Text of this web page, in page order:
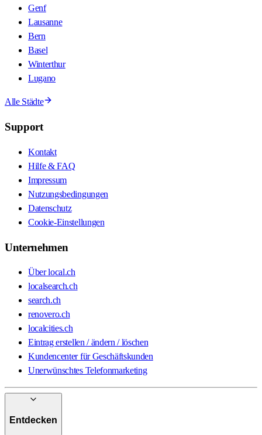
Genf
Lausanne
Bern
Basel
Winterthur
Lugano
Alle Städte
Support
Kontakt
Hilfe & FAQ
Impressum
Nutzungsbedingungen
Datenschutz
Cookie-Einstellungen
Unternehmen
Über local.ch
localsearch.ch
search.ch
renovero.ch
localcities.ch
Eintrag erstellen / ändern / löschen
Kundencenter für Geschäftskunden
Unerwünschtes Telefonmarketing
Entdecken